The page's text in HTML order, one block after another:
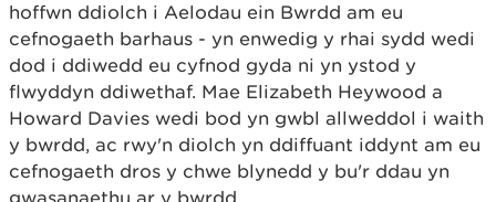
hoffwn ddiolch i Aelodau ein Bwrdd am eu
cefnogaeth barhaus - yn enwedig y rhai sydd wedi
dod i ddiwedd eu cyfnod gyda ni yn ystod y
flwyddyn ddiwethaf. Mae Elizabeth Heywood a
Howard Davies wedi bod yn gwbl allweddol i waith
y bwrdd, ac rwy'n diolch yn ddiffuant iddynt am eu
cefnogaeth dros y chwe blynedd y bu'r ddau yn
gwasanaethu ar y bwrdd.